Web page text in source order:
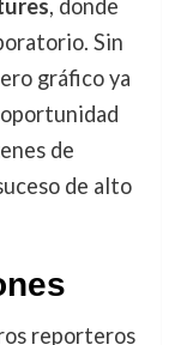
, donde
Sin
gráfico ya
de
de alto
reporteros